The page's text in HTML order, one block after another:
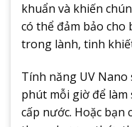
khuẩn và khiến
có thể đảm bảo
trong lành, tinh
Tính năng UV
phút mỗi giờ để
cấp nước. Hoặc